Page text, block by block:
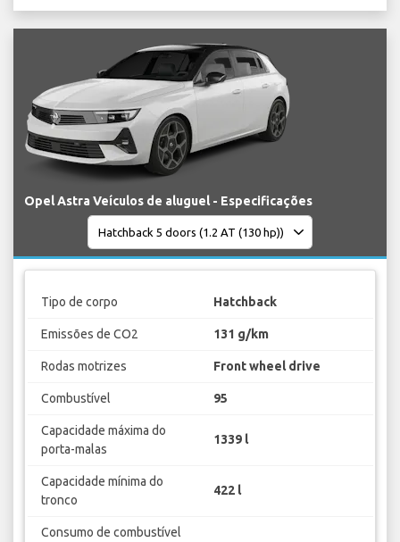
Opel Astra Veículos de aluguel - Especificações
Tipo de corpo Hatchback
Emissões de CO2 131 g/km
Rodas motrizes Front wheel drive
Combustível 95
Capacidade máxima do
porta-malas
1339 l
Capacidade mínima do
tronco
422 l
Consumo de combustível